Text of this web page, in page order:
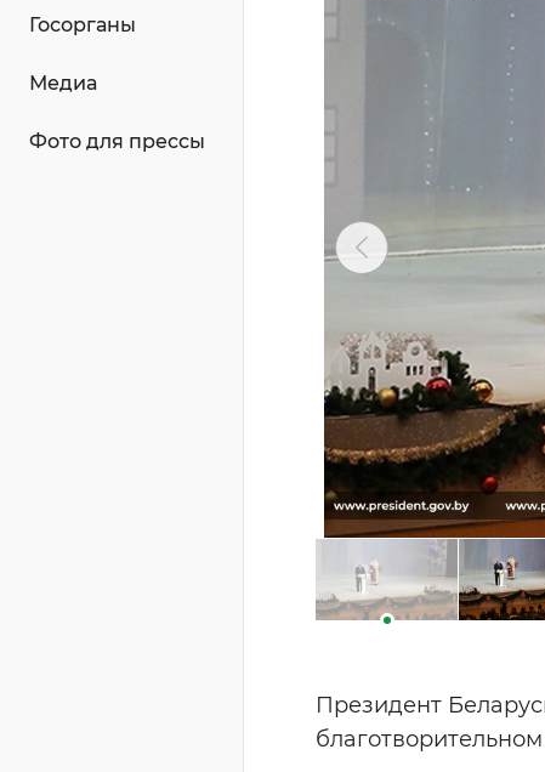
Госорганы
Медиа
Фото для прессы
Президент